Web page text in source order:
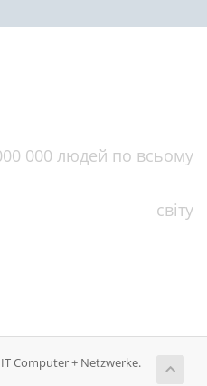
000 людей по всьому
світу
Computer + Netzwerke.